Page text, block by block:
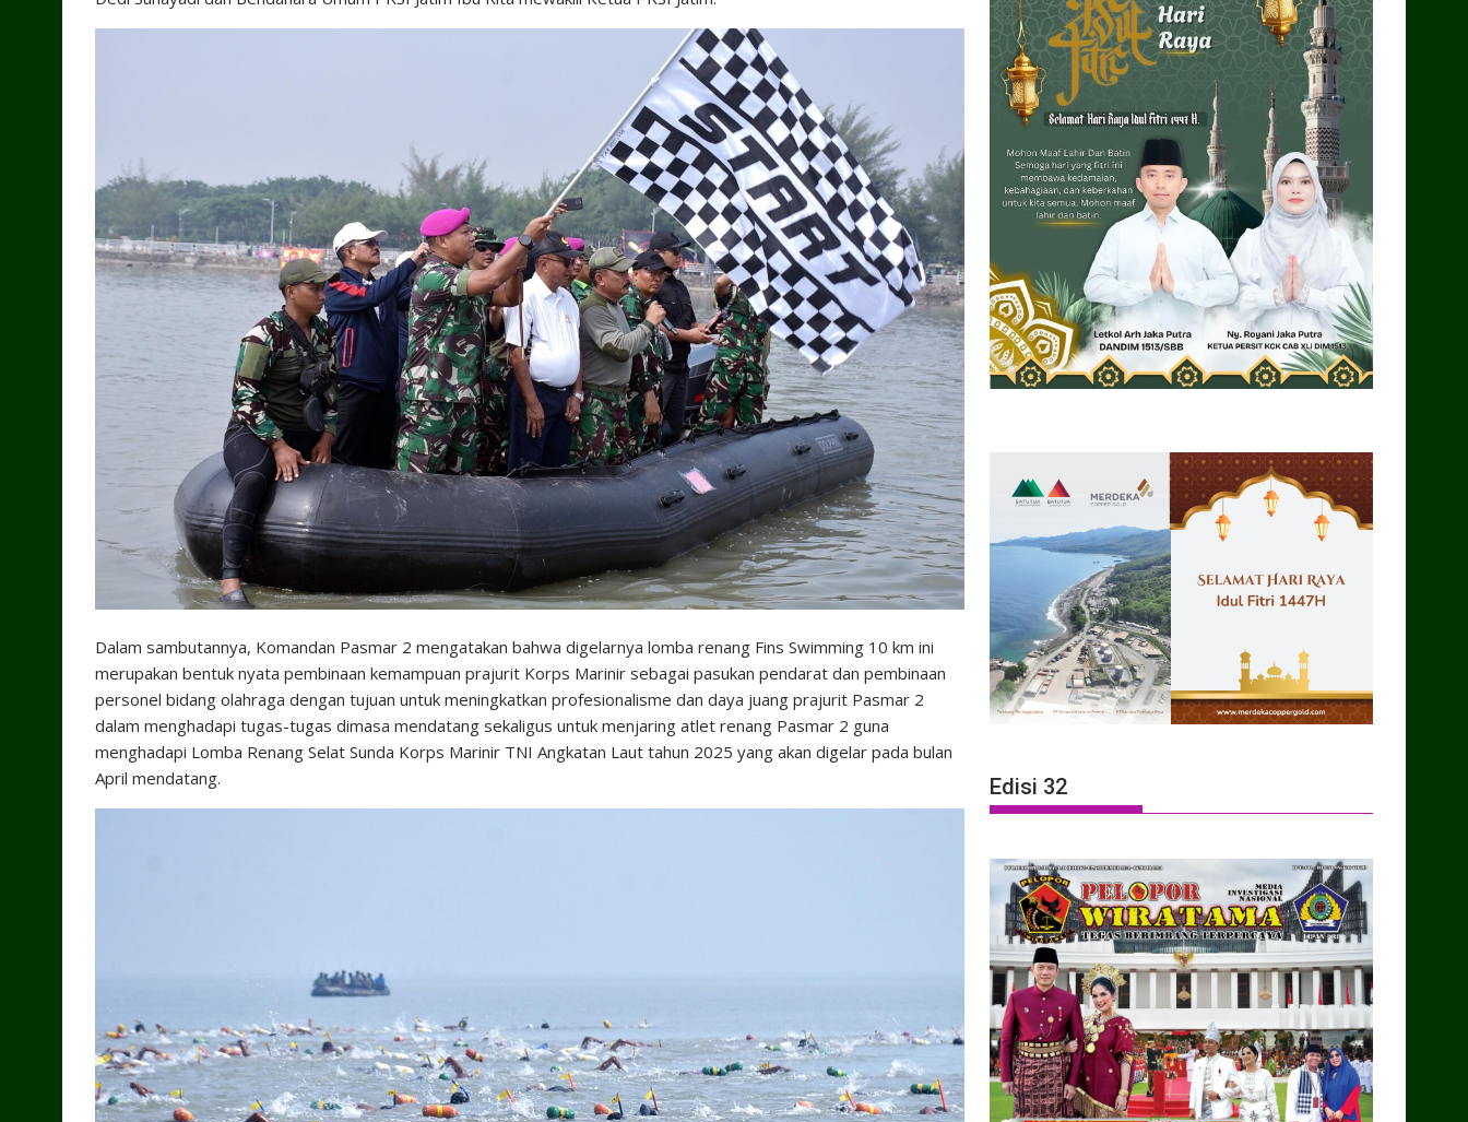
Dalam sambutannya, Komandan Pasmar 2 mengatakan bahwa digelarnya lomba renang Fins Swimming 10 km ini
merupakan bentuk nyata pembinaan kemampuan prajurit Korps Marinir sebagai pasukan pendarat dan pembinaan
personel bidang olahraga dengan tujuan untuk meningkatkan profesionalisme dan daya juang prajurit Pasmar 2
dalam menghadapi tugas-tugas dimasa mendatang sekaligus untuk menjaring atlet renang Pasmar 2 guna
menghadapi Lomba Renang Selat Sunda Korps Marinir TNI Angkatan Laut tahun 2025 yang akan digelar pada bulan
April mendatang.
Edisi 32